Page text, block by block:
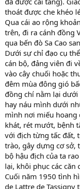
thoát được che khéo
Qua cái ao rộng
trên, đi ra cánh đồng
qua bến đò Sa Cao
Dưới sự chỉ đạo cụ
cán bộ, đảng viên đi
vào cây chuối hoặc
đêm mùa đông gió
đồng chí nằm lại
hay náu mình dưới
mình nơi miếu hoang
khát, rét mướt, bệnh
với địch từng tấc đất,
trào, gây dựng cơ sở,
bộ hậu địch của ta
lại, khôi phục các
Cuối năm 1950 tình
de Lattre de